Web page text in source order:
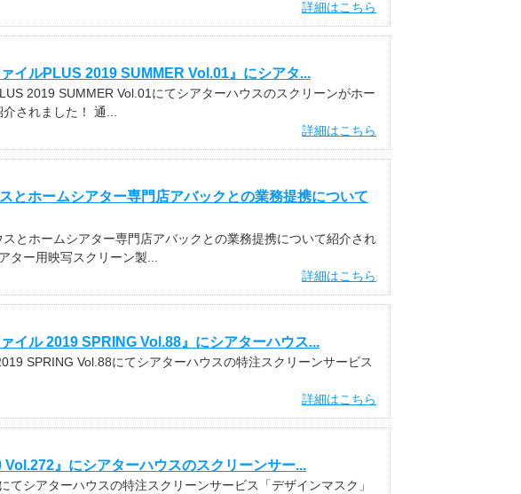
詳細はこちら
イルPLUS 2019 SUMMER Vol.01』にシアタ...
2019 SUMMER Vol.01にてシアターハウスのスクリーンがホー
されました！ 通...
詳細はこちら
とホームシアター専門店アバックとの業務提携について
とホームシアター専門店アバックとの業務提携について紹介され
ター用映写スクリーン製...
詳細はこちら
イル 2019 SPRING Vol.88』にシアターハウス...
SPRING Vol.88にてシアターハウスの特注スクリーンサービス
詳細はこちら
』にシアターハウスのスクリーンサー...
てシアターハウスの特注スクリーンサービス「デザインマスク」